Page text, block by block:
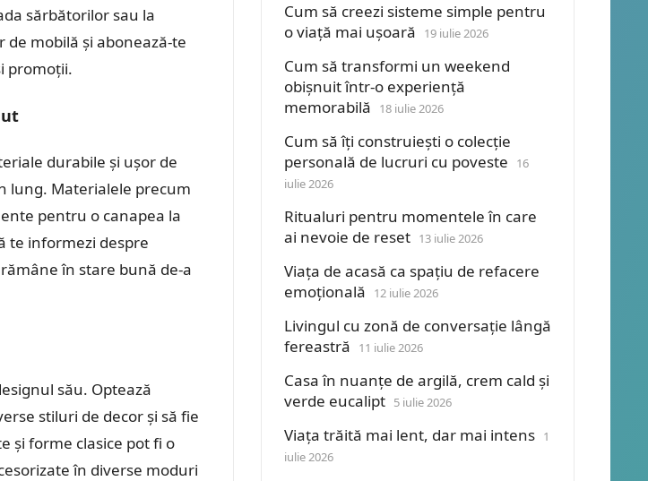
sărbătorilor sau la
mobilă și abonează-te
promoții.
durabile și ușor de
lung. Materialele precum
pentru o canapea la
te informezi despre
în stare bună de-a
său. Optează
stiluri de decor și să fie
și forme clasice pot fi o
în diverse moduri
Cum să creezi sisteme simple pentru
o viață mai ușoară
19 iulie 2026
Cum să transformi un weekend
obișnuit într-o experiență
memorabilă
18 iulie 2026
Cum să îți construiești o colecție
personală de lucruri cu poveste
16
iulie 2026
Ritualuri pentru momentele în care
ai nevoie de reset 13 iulie 2026
Viața de acasă ca spațiu de refacere
emoțională
12 iulie 2026
Livingul cu zonă de conversație lângă
fereastră
11 iulie 2026
Casa în nuanțe de argilă, crem cald și
verde eucalipt 5 iulie 2026
Viața trăită mai lent, dar mai intens 1
iulie 2026